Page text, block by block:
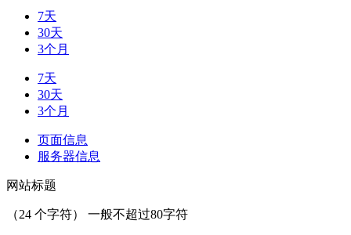
7天
30天
3个月
7天
30天
3个月
页面信息
服务器信息
网站标题
（24 个字符） 一般不超过80字符